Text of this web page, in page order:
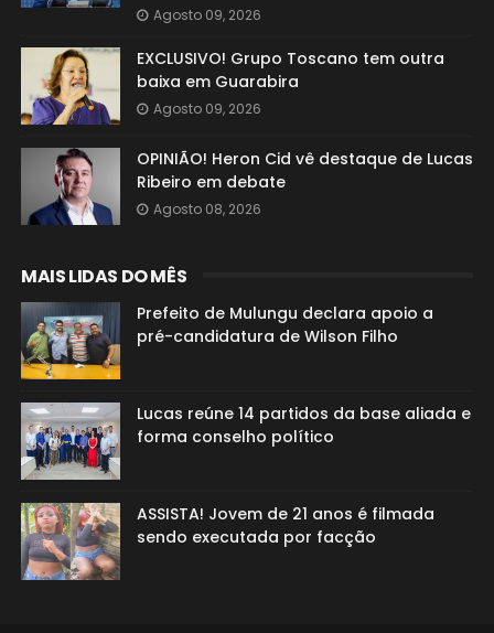
Agosto 09, 2026
EXCLUSIVO! Grupo Toscano tem outra
baixa em Guarabira
Agosto 09, 2026
OPINIÃO! Heron Cid vê destaque de Lucas
Ribeiro em debate
Agosto 08, 2026
MAIS LIDAS DO MÊS
Prefeito de Mulungu declara apoio a
pré-candidatura de Wilson Filho
Lucas reúne 14 partidos da base aliada e
forma conselho político
ASSISTA! Jovem de 21 anos é filmada
sendo executada por facção